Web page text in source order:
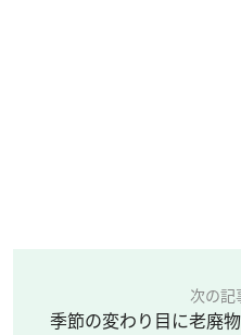
次の記
季節の変わり目に老廃